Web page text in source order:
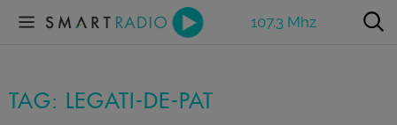
107.3 Mhz
TAG: LEGATI-DE-PAT